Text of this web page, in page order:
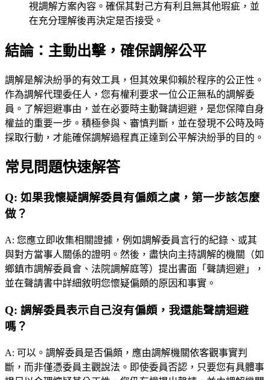
視調解方案內容。確保其對己方有利且無其他瑕疵，並
在充分理解後再決定是否接受。
結論：主動出擊，確保調解公平
調解是解決紛爭的有效工具，但其效果仰賴於程序的公正性。
作為調解代理委任人，您有權利要求一位公正無私的調解委
員。了解迴避事由，並在必要時主動聲請迴避，是您保障自身
權益的重要一步。積極參與、審慎判斷，並在發現不公時及時
採取行動，才能確保調解過程真正達到公平解決紛爭的目的。
常見問題快速解答
Q: 如果我懷疑調解委員有偏頗之虞，第一步該怎麼
做？
A: 您應立即收集相關證據，例如調解委員言行的紀錄、或其
與對方當事人關係的證明。然後，盡快向主持調解的機關（如
鄉鎮市調解委員會、法院調解庭等）提出書面「聲請迴避」，
並在聲請書中詳細敘明您懷疑偏頗的原因和事實。
Q: 調解委員表示自己沒有偏頗，我還能聲請迴避
嗎？
A: 可以。調解委員是否偏頗，應由調解機關依客觀事實判
斷，而非僅憑委員主觀說法。即使委員否認，只要您有具體事